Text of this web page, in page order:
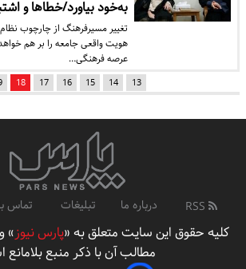
به‌خود بیاورد/خطاها و
تغییر مسیرفرهنگ از چارچوب
هویت واقعی جامعه را بر هم
عرصه فرهنگی…
13
14
15
16
17
18
درباره ما تبلیغات تماس
کلیه حقوق این سایت متعلق به «پارس نیوز»
مطالب آن با ذکر منبع